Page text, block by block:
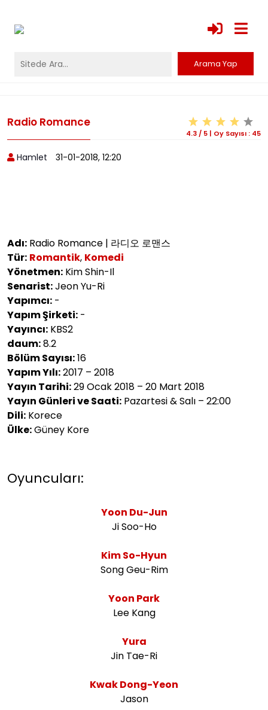
Radio Romance
4.3 / 5 | Oy Sayısı : 45
Hamlet 31-01-2018, 12:20
Adı: Radio Romance | 라디오 로맨스
Tür: Romantik, Komedi
Yönetmen: Kim Shin-Il
Senarist:Jeon Yu-Ri
Yapımcı: -
Yapım Şirketi: -
Yayıncı: KBS2
daum:8.2
Bölüm Sayısı:16
Yapım Yılı:2017 – 2018
Yayın Tarihi:29 Ocak 2018 – 20 Mart 2018
Yayın Günleri ve Saati: Pazartesi & Salı – 22:00
Dili: Korece
Ülke:Güney Kore
Oyuncuları:
Yoon Du-Jun
Ji Soo-Ho
Kim So-Hyun
Song Geu-Rim
Yoon Park
Lee Kang
Yura
Jin Tae-Ri
Kwak Dong-Yeon
Jason